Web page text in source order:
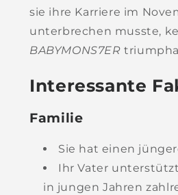
sie ihre Karriere im
unterbrechen musste,
BABYMONS7ER
Interessante
Familie
Sie hat einen
Ihr Vater
in jungen Jahren